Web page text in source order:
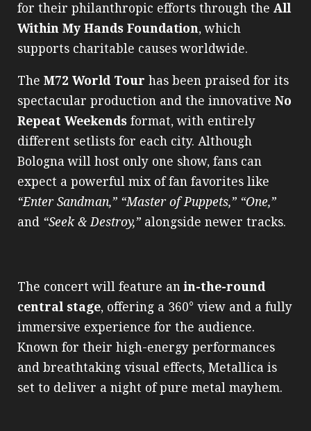
for their philanthropic efforts through the All
Within My Hands Foundation, which
supports charitable causes worldwide.
The M72 World Tour has been praised for its
spectacular production and the innovative No
Repeat Weekends format, with entirely
different setlists for each city. Although
Bologna will host only one show, fans can
expect a powerful mix of fan favorites like
“Enter Sandman,” “Master of Puppets,” “One,”
and “Seek & Destroy,” alongside newer tracks.
The concert will feature anin-the-round
central stage, offering a 360° view and a fully
immersive experience for the audience.
Known for their high-energy performances
and breathtaking visual effects, Metallica is
set to deliver a night of pure metal mayhem.